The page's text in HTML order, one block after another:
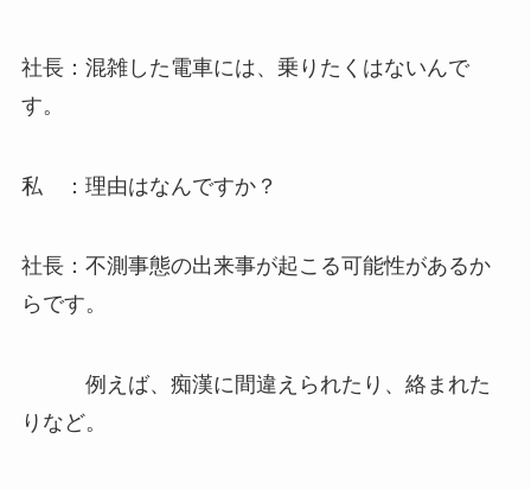
社長：混雑した電車には、乗りたくはないんで
す。
私 ：理由はなんですか？
社長：不測事態の出来事が起こる可能性があるか
らです。
例えば、痴漢に間違えられたり、絡まれた
りなど。